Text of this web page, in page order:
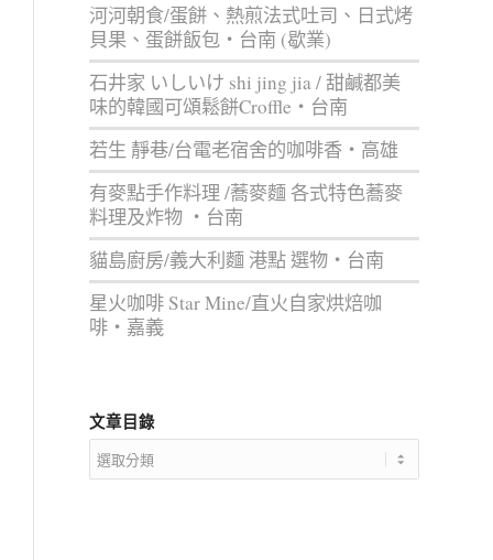
河河朝食/蛋餅、熱煎法式吐司、日式烤
貝果、蛋餅飯包‧台南 (歇業)
石井家 いしいけ shi jing jia / 甜鹹都美
味的韓國可頌鬆餅Croffle‧台南
若生 靜巷/台電老宿舍的咖啡香‧高雄
有麥點手作料理 /蕎麥麵 各式特色蕎麥
料理及炸物 ‧台南
貓島廚房/義大利麵 港點 選物‧台南
星火咖啡 Star Mine/直火自家烘焙咖
啡‧嘉義
文章目錄
文
章